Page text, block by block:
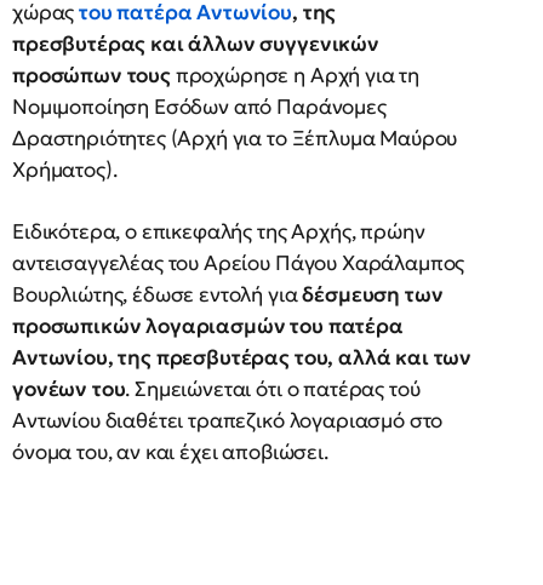
χώραςτου πατέρα Αντωνίου, της
πρεσβυτέρας και άλλων συγγενικών
προσώπων τουςπροχώρησε η Αρχή για τη
Νομιμοποίηση Εσόδων από Παράνομες
Δραστηριότητες (Αρχή για το Ξέπλυμα Μαύρου
Χρήματος).
Ειδικότερα, ο επικεφαλής της Αρχής, πρώην
αντεισαγγελέας του Αρείου Πάγου Χαράλαμπος
Βουρλιώτης, έδωσε εντολή γιαδέσμευση των
προσωπικών λογαριασμών του πατέρα
Αντωνίου, της πρεσβυτέρας του, αλλά και των
γονέων του. Σημειώνεται ότι ο πατέρας τού
Αντωνίου διαθέτει τραπεζικό λογαριασμό στο
όνομα του, αν και έχει αποβιώσει.